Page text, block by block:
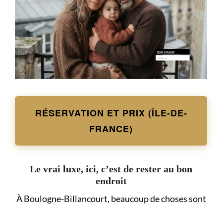
RÉSERVATION ET PRIX (ÎLE-DE-
FRANCE)
Le vrai luxe, ici, c’est de rester au bon
endroit
À Boulogne-Billancourt, beaucoup de choses sont